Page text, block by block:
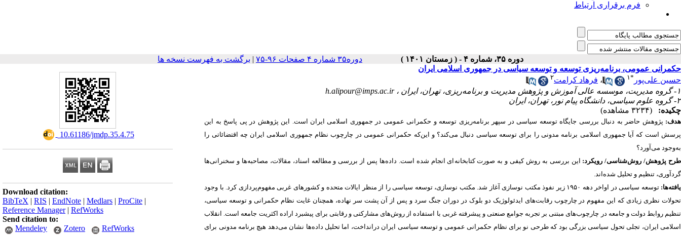
فرم برقراری ارتباط
دوره ۳۵، شماره ۴ - ( زمستان ۱۴۰۱ ) دوره۳۵ شماره ۴ صفحات ۹۶-۷۵ | برگشت به فهرست نسخه ها
‎ 10.61186/jmdp.35.4.75
Download citation:
BibTeX | RIS | EndNote | Medlars | ProCite |
Reference Manager| RefWorks
Send citation to:
Mendeley
Zotero RefWorks
حکمرانی عمومی، برنامه‌ریزی توسعه و توسعه سیاسی در جمهوری اسلامی ایران
حسین علی‌پور *۱ ، فرهاد کرامت۲
۱- گروه مدیریت، موسسه عالی آموزش و پژوهش مدیریت و برنامه‌ریزی، تهران، ایران ،
h.alipour@imps.ac.ir
۲- گروه علوم سیاسی، دانشگاه پیام نور، تهران، ایران
چکیده:
(۳۲۳۴ مشاهده)
هدف: پژوهش حاضر به دنبال بررسی جایگاه توسعه سیاسی در سپهر برنامهریزی توسعه و حکمرانی عمومی در جمهوری اسلامی ایران است. این پژوهش در پی پاسخ به این
پرسش است که آیا جمهوری اسلامی برنامه مدونی را برای توسعه سیاسی دنبال میکند؟ و اینکه حکمرانی عمومی در چارچوب نظام جمهوری اسلامی ایران چه اقتضائاتی را
به‌وجود میآورد؟
طرح پژوهش/ روششناسی/ رویکرد: این بررسی به روش کیفی و به صورت کتابخانه ای انجام شده است. دادهها پس از بررسی و مطالعه اسناد، مقالات، مصاحبهها و سخنرانیها
گردآوری، تنظیم و تحلیل شدهاند.
یافتهها:توسعه سیاسی در اواخر دهه ۱۹۵۰ زیر نفوذ مکتب نوسازی آغاز شد. مکتب نوسازی، توسعه سیاسی را از منظر ایالات متحده و کشورهای غربی مفهوم
پردازی کرد. با وجود
تحولات نظری زیادی که این مفهوم در چارچوب رقابتهای ایدئولوژیک دو بلوک در دوران جنگ سرد و پس از آن پشت سر نهاده، همچنان غایت نظام حکمرانی و توسعه سیاسی،
تنظیم روابط دولت و جامعه در چارچوبهای مبتنی بر تجربه جوامع صنعتی و پیشرفته غربی با استفاده از روشهای مشارکتی و رقابتی برای پیشبرد اراده اکثریت جامعه است. انقلاب
اسلامی ایران، تجلی تحول سیاسی بزرگی بود که طرحی نو برای نظام حکمرانی عمومی و توسعه سیاسی ایران درانداخت، اما تحلیل دادهها نشان میدهد هیچ برنامه مدونی برای